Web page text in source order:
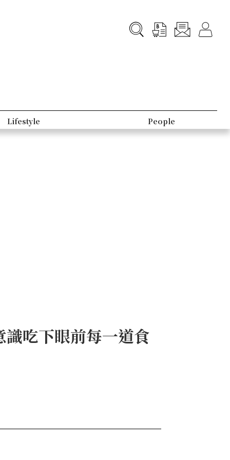
Lifestyle People
吃下眼前每一道食